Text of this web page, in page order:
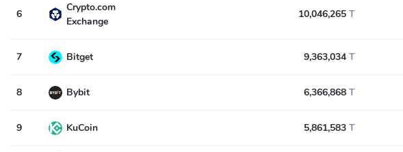
6
Crypto.com
Exchange
10,046,265 T
7 Bitget 9,363,034 T
8 Bybit 6,366,868 T
9 KuCoin 5,861,583 T